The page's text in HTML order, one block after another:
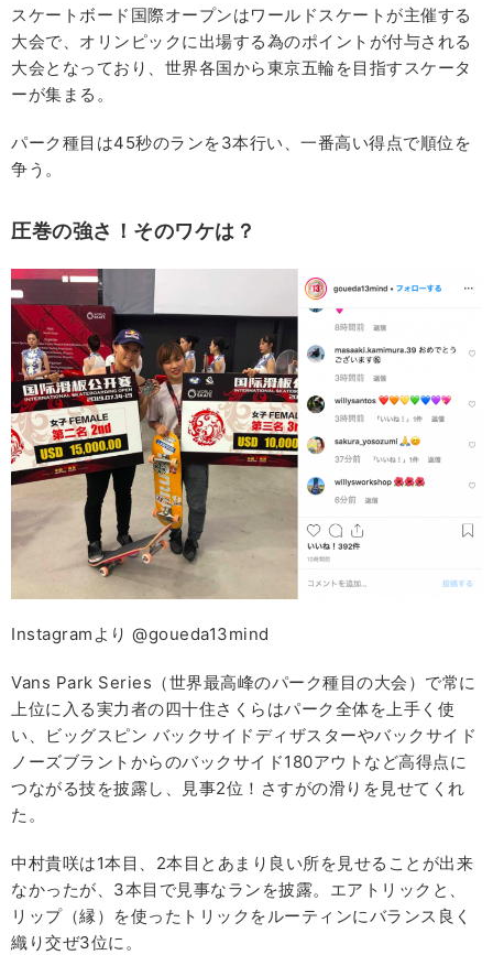
スケートボード国際オープンはワールドスケートが主催する
大会で、オリンピックに出場する為のポイントが付与される
大会となっており、世界各国から東京五輪を目指すスケータ
ーが集まる。
パーク種目は45秒のランを3本行い、一番高い得点で順位を
争う。
圧巻の強さ！そのワケは？
Instagramより @goueda13mind
Vans Park Series（世界最高峰のパーク種目の大会）で常に
上位に入る実力者の四十住さくらはパーク全体を上手く使
い、ビッグスピン バックサイドディザスターやバックサイド
ノーズブラントからのバックサイド180アウトなど高得点に
つながる技を披露し、見事2位！さすがの滑りを見せてくれ
た。
中村貴咲は1本目、2本目とあまり良い所を見せることが出来
なかったが、3本目で見事なランを披露。エアトリックと、
リップ（縁）を使ったトリックをルーティンにバランス良く
織り交ぜ3位に。